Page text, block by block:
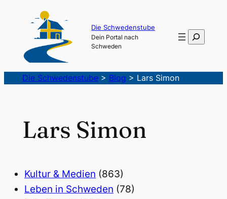
Die Schwedenstube
Dein Portal nach
Schweden
Suchen
Die Schwedenstube> Blog > Lars Simon
Lars Simon
Kultur & Medien (863)
Leben in Schweden (78)